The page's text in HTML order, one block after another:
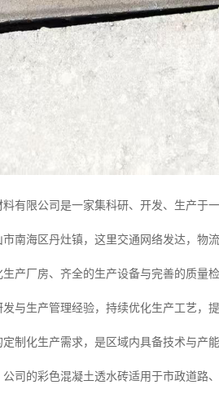
有限公司是一家集科研、开发、生产于
南海区丹灶镇，这里交通网络发达，物
生产厂房、齐全的生产设备与完善的质量
发与生产管理经验，持续优化生产工艺，
制化生产需求，是区域内具备技术与产
公司的彩色混凝土透水砖适用于市政道路